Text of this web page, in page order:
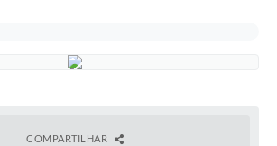
COMPARTILHAR